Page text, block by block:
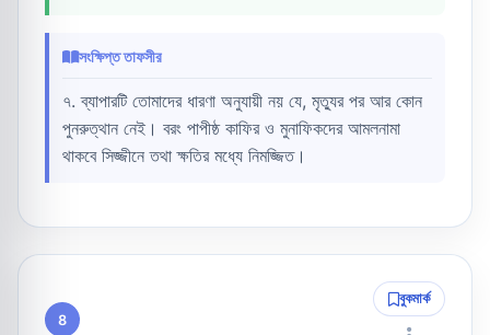
সংক্ষিপ্ত তাফসীর
৭. ব্যাপারটি তোমাদের ধারণা অনুযায়ী নয় যে, মৃত্যুর পর আর কোন
পুনরুত্থান নেই। বরং পাপীষ্ঠ কাফির ও মুনাফিকদের আমলনামা
থাকবে সিজ্জীনে তথা ক্ষতির মধ্যে নিমজ্জিত।
8
বুকমার্ক